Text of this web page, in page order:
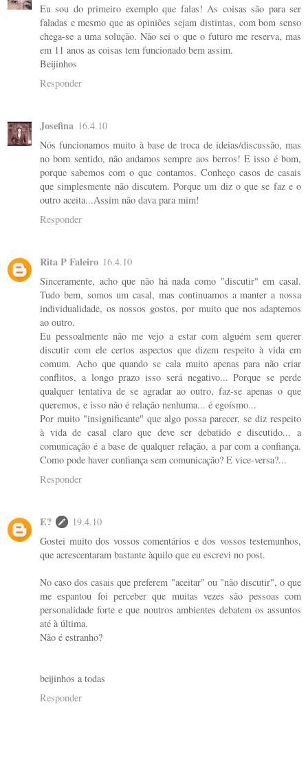
Eu sou do primeiro exemplo que falas! As coisas são para ser
faladas e mesmo que as opiniões sejam distintas, com bom senso
chega-se a uma solução. Não sei o que o futuro me reserva, mas
em 11 anos as coisas tem funcionado bem assim.
Beijinhos
Responder
Josefina 16.4.10
Nós funcionamos muito à base de troca de ideias/discussão, mas
no bom sentido, não andamos sempre aos berros! E isso é bom,
porque sabemos com o que contamos. Conheço casos de casais
que simplesmente não discutem. Porque um diz o que se faz e o
outro aceita...Assim não dava para mim!
Responder
Rita P Faleiro 16.4.10
Sinceramente, acho que não há nada como "discutir" em casal.
Tudo bem, somos um casal, mas continuamos a manter a nossa
individualidade, os nossos gostos, por muito que nos adaptemos
ao outro.
Eu pessoalmente não me vejo a estar com alguém sem querer
discutir com ele certos aspectos que dizem respeito à vida em
comum. Acho que quando se cala muito apenas para não criar
conflitos, a longo prazo isso será negativo... Porque se perde
qualquer tentativa de se agradar ao outro, faz-se apenas o que
queremos, e isso não é relação nenhuma... é egoísmo...
Por muito "insignificante" que algo possa parecer, se diz respeito
à vida de casal claro que deve ser debatido e discutido... a
comunicação é a base de qualquer relação, a par com a confiança.
Como pode haver confiança sem comunicação? E vice-versa?...
Responder
E?
19.4.10
Gostei muito dos vossos comentários e dos vossos testemunhos,
que acrescentaram bastante àquilo que eu escrevi no post.
No caso dos casais que preferem "aceitar" ou "não discutir", o que
me espantou foi perceber que muitas vezes são pessoas com
personalidade forte e que noutros ambientes debatem os assuntos
até à última.
Não é estranho?
beijinhos a todas
Responder